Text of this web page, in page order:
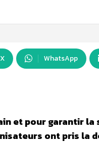
X WhatsApp
et pour garantir la
ont pris la